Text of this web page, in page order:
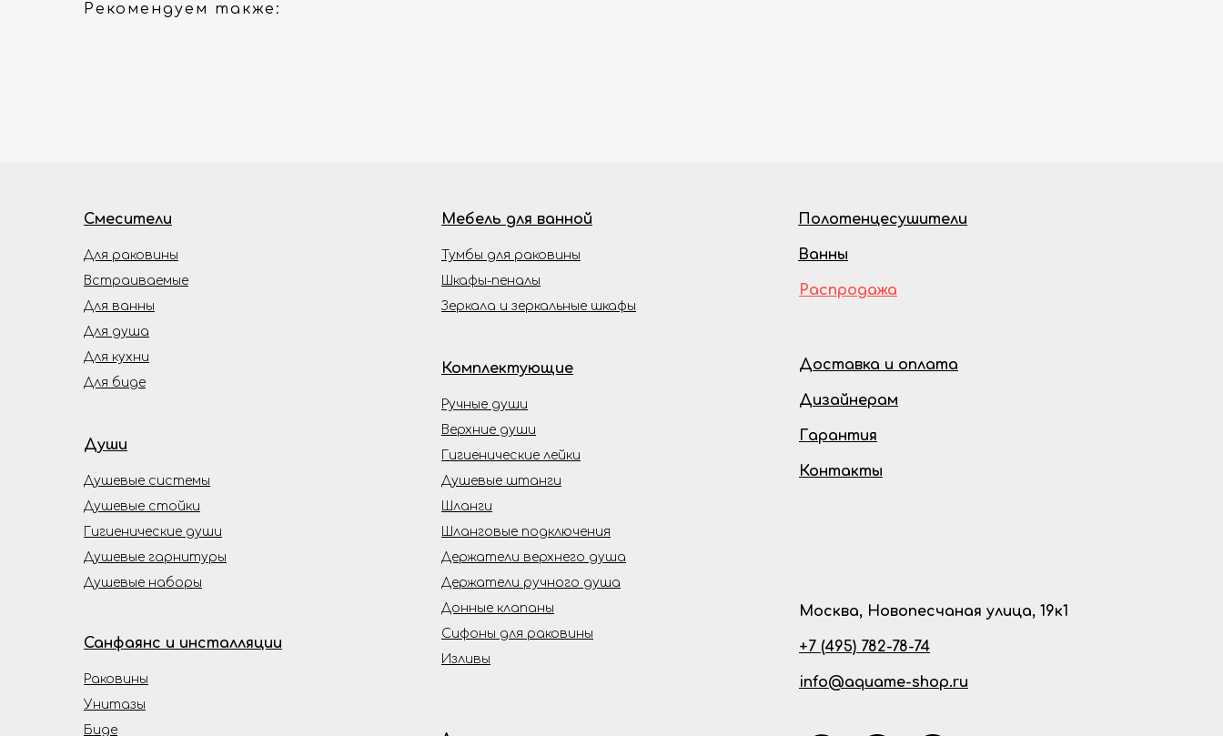
Рекомендуем также:
Смесители
Души
Душевые гарнитуры
Душевые наборы
Душевые системы
Гигиенические души
Мебель для ванной
Тумбы для раковины
Шкафы-пеналы
Зеркала и зеркальные шкафы
Встраиваемые
Для биде
Для кухни
Для ванны
Для душа
Для раковины
Комплектующие
Ручные души
Верхние души
Гигиенические лейки
Шланги
Дизайнерам
Доставка и оплата
Гарантия
Контакты
Душевые стойки
Шланговые подключения
Биде
Унитазы
Раковины
Санфаянс и инсталляции
Распродажа
Полотенцесушители
Ванны
Держатели верхнего душа
Держатели ручного душа
Донные клапаны
Сифоны для раковины
Изливы
Душевые штанги
Москва, Новопесчаная улица, 19к1
+7 (495) 782-78-74
info@aquame-shop.ru